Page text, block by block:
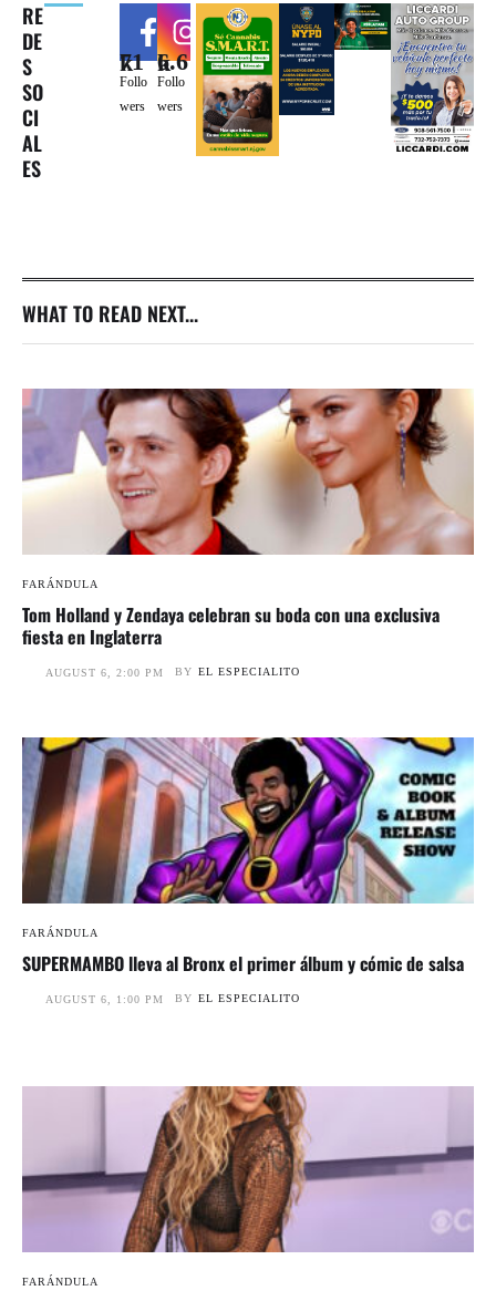
RE
DE
S
SO
CI
AL
ES
71k
Follo
wers
6.6k
Follo
wers
WHAT TO READ NEXT...
FARÁNDULA
Tom Holland y Zendaya celebran su boda con una exclusiva
fiesta en Inglaterra
AUGUST 6, 2:00 PM BY EL ESPECIALITO
FARÁNDULA
SUPERMAMBO lleva al Bronx el primer álbum y cómic de salsa
AUGUST 6, 1:00 PM BY EL ESPECIALITO
FARÁNDULA